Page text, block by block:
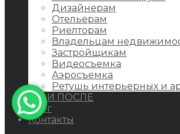
Дизайнерам
Отельерам
Риелторам
Владельцам
Застройщикам
Видеосъемка
Аэросъемка
Ретушь интерьерных и
ДО И ПОСЛЕ
Блог
Контакты